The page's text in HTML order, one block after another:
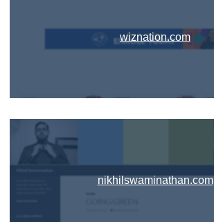
wiznation.com
nikhilswaminathan.com